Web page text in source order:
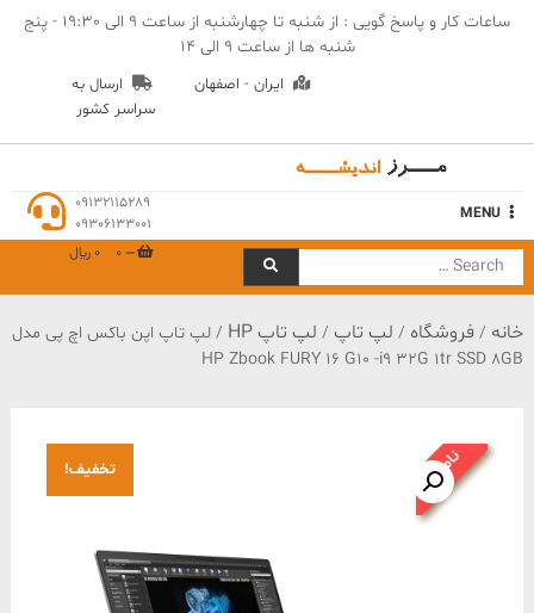
ساعات کار و پاسخ گویی : از شنبه تا چهارشنبه از ساعت 9 الی 19:30 - پنج
شنبه ها از ساعت 9 الی 14
ایران - اصفهان
ارسال به
سراسر کشور
MENU
09132115289
09306133001
Search
for:
0 0 ﷼
خانه / فروشگاه / لپ تاپ / لپ تاپ HP
/ لپ تاپ اپن باکس اچ پی مدل
HP Zbook FURY 16 G10 -i9 32G 1tr SSD 8GB
تخفیف! ناموجود